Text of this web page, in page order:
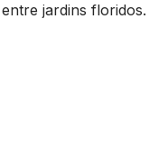
jardins floridos.